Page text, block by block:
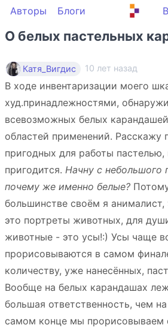
Авторы Блоги
О белых пастельных
Катя_Вигдис 10 лет назад
В ходе инвентаризации моего
худ.принадлежностями,
всевозможных белых
областей применений. Расскажу
пригодных для работы пастелью,
пригодится. Начну с небольшого
почему же именно белые?
большинстве своём я анималист,
это портреты животных, для
животные - это усы!:) Усы чаще
прорисовываются в самом
количеству, уже нанесённых,
Вообще на белых карандашах
большая ответственность, чем
самом конце мы прорисовываем